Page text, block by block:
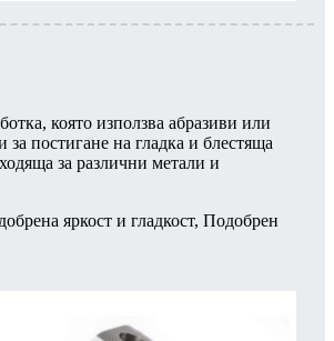
която използва абразиви или
постигане на гладка и блестяща
за различни метали и
яркост и гладкост, Подобрен